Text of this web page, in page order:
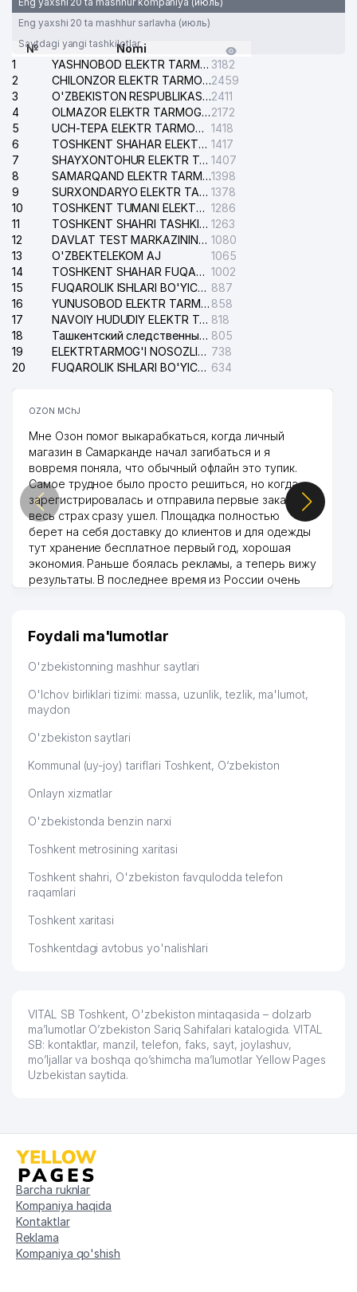
Eng yaxshi 20 ta mashhur sarlavha (июль)
Saytdagi yangi tashkilotlar
№
Nomi
1
YASHNOBOD ELEKTR TARMOG'I NOSOZLIKLARI XIZMATI 3182
2
CHILONZOR ELEKTR TARMOG'I NOSOZLIK XIZMATI2459
3
O'ZBEKISTON RESPUBLIKASI BOSH PROKURATURASI ISHONCH TELEFONI2411
4
OLMAZOR ELEKTR TARMOG'I NOSOZLIKLARI XIZMATI2172
5
UCH-TEPA ELEKTR TARMOG'I NOSOZLIKLARI XIZMATI 1418
6
TOSHKENT SHAHAR ELEKTR TARMOQLARI KORXONASI AJ 1417
7
SHAYXONTOHUR ELEKTR TARMOG'I NOSOZLIKLARINI TUZATISH XIZMATI 1407
8
SAMARQAND ELEKTR TARMOQLARI AJ1398
9
SURXONDARYO ELEKTR TARMOQLARI AJ 1378
10
TOSHKENT TUMANI ELEKTR TARMOG'I AVARIYA XIZMATI 1286
11
TOSHKENT SHAHRI TASHKILOT TELEFONLARI HAQIDA MA'LUMOT BYUROSI 1263
12
DAVLAT TEST MARKAZINING ISHONCH TELEFONLARI 1080
13
O'ZBEKTELEKOM AJ
1065
14
TOSHKENT SHAHAR FUQAROLIK ISHLARI BO'YICHA SUDI 1002
15
FUQAROLIK ISHLARI BO'YICHA YAKKASAROY TUMANLARARO SUDI 887
16
YUNUSOBOD ELEKTR TARMOG'I NOSOZLIKLARI XIZMATI 858
17
NAVOIY HUDUDIY ELEKTR TARMOQLARI KORXONASI AJ 818
18
Ташкентский следственный изолятор 805
19
ELEKTRTARMOG'I NOSOZLIKLARINI TO'ZATISH SERGELI XIZMATI 738
20
FUQAROLIK ISHLARI BO'YICHA UCH-TEPA TUMANI SUDI 634
OZON MChJ
Мне Озон помог выкарабкаться, когда личный
магазин в Самарканде начал загибаться и я
вовремя поняла, что обычный офлайн это тупик.
Самое трудное было просто решиться, но когда
зарегистрировалась и отправила первые заказы,
весь страх сразу ушел. Площадка полностью
берет на себя доставку до клиентов и для одежды
тут хранение бесплатное первый год, хорошая
экономия. Раньше боялась рекламы, а теперь вижу
результаты. В последнее время из России очень
дальше развиваюсь потихоньку😊
Hamida 03.08.2026 12:45:39
Foydali ma'lumotlar
O'zbekistonning mashhur saytlari
O'lchov birliklari tizimi: massa, uzunlik, tezlik, ma'lumot,
maydon
O'zbekiston saytlari
Kommunal (uy-joy) tariflari Toshkent, O‘zbekiston
Onlayn xizmatlar
O'zbekistonda benzin narxi
Toshkent metrosining xaritasi
Toshkent shahri, O'zbekiston favqulodda telefon
raqamlari
Toshkent xaritasi
Toshkentdagi avtobus yo'nalishlari
VITAL SB Toshkent, O'zbekiston mintaqasida – dolzarb
ma’lumotlar O’zbekiston Sariq Sahifalari katalogida. VITAL
SB: kontaktlar, manzil, telefon, faks, sayt, joylashuv,
mo’ljallar va boshqa qo’shimcha ma’lumotlar Yellow Pages
Uzbekistan saytida.
Barcha ruknlar
Kompaniya haqida
Kontaktlar
Reklama
Kompaniya qo'shish